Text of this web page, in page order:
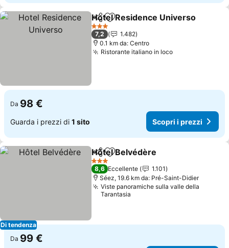
CondividiAggiungi ai preferiti
Hotel Residence Universo
3 Stelle
7,2
1.482
0.1 km da: Centro
Ristorante italiano in locoScopri i prezzi
Da 98 €
Guarda i prezzi di 1 sito Scopri i prezzi
Di tendenza
CondividiAggiungi ai preferiti
Hôtel Belvédère
3 Stelle
8,6 Eccellente
1.101
Séez, 19.6 km da: Pré-Saint-Didier
Viste panoramiche sulla valle della
Tarantasia
Da 99 €